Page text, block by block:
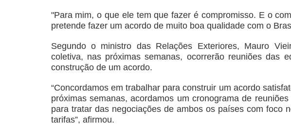
"Para mim, o que ele tem que fazer é compromisso. E o
pretende fazer um acordo de muito boa qualidade com o
Segundo o ministro das Relações Exteriores, Mauro
coletiva, nas próximas semanas, ocorrerão reuniões das
construção de um acordo.
“Concordamos em trabalhar para construir um acordo
próximas semanas, acordamos um cronograma de
para tratar das negociações de ambos os países com foco
tarifas”, afirmou.